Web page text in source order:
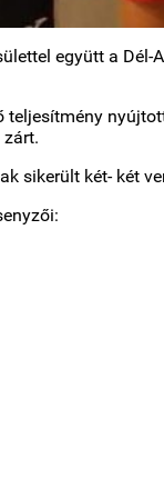
együtt a
teljesítmény
zárt.
sikerült két- két